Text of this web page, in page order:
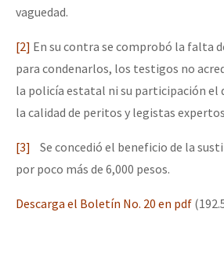
vaguedad.
[2] En su contra se comprobó la falta
para condenarlos, los testigos no
la policía estatal ni su participación el
la calidad de peritos y legistas
[3] Se concedió el beneficio de la
por poco más de 6,000 pesos.
Descarga el Boletín No. 20 en pdf